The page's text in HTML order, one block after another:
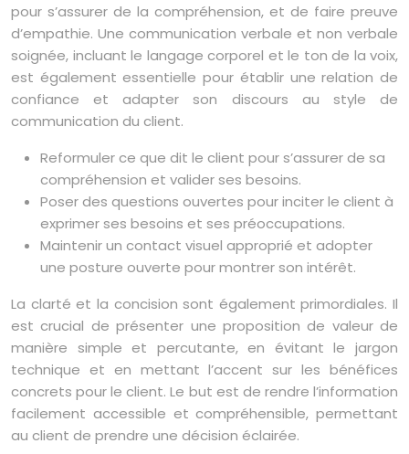
pour s’assurer de la compréhension, et de faire preuve
d’empathie. Une communication verbale et non verbale
soignée, incluant le langage corporel et le ton de la voix,
est également essentielle pour établir une relation de
confiance et adapter son discours au style de
communication du client.
Reformuler ce que dit le client pour s’assurer de sa
compréhension et valider ses besoins.
Poser des questions ouvertes pour inciter le client à
exprimer ses besoins et ses préoccupations.
Maintenir un contact visuel approprié et adopter
une posture ouverte pour montrer son intérêt.
La clarté et la concision sont également primordiales. Il
est crucial de présenter une proposition de valeur de
manière simple et percutante, en évitant le jargon
technique et en mettant l’accent sur les bénéfices
concrets pour le client. Le but est de rendre l’information
facilement accessible et compréhensible, permettant
au client de prendre une décision éclairée.